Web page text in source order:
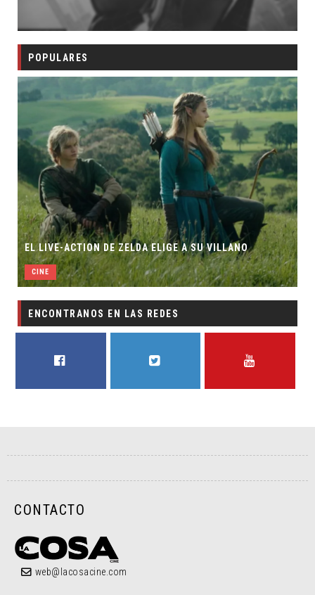
POPULARES
EL LIVE-ACTION DE ZELDA ELIGE A SU VILLANO
CINE
ENCONTRANOS EN LAS REDES
CONTACTO
web@lacosacine.com